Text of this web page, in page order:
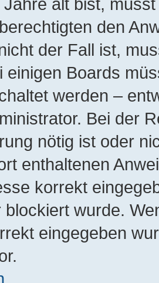
den
der Fall ist,
einigen Boards
werden –
Bei der
nötig ist oder
enthaltenen
korrekt
blockiert wurde.
eingegeben